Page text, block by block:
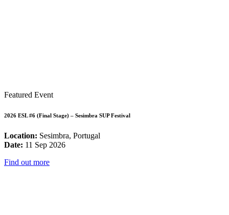
Featured Event
2026 ESL #6 (Final Stage) – Sesimbra SUP Festival
Location: Sesimbra, Portugal
Date: 11 Sep 2026
Find out more